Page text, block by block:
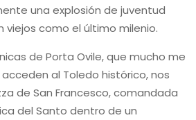
una explosión de juventud
como el último milenio.
de Porta Ovile, que mucho me
al Toledo histórico, nos
de San Francesco, comandada
del Santo dentro de un